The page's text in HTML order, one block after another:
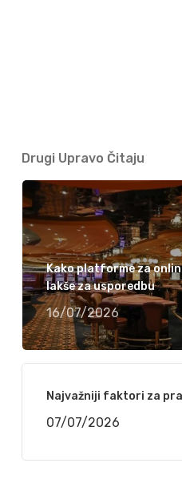
Drugi Upravo Čitaju
Kako platforme za
lakše za usporedbu
16/07/2026
Najvažniji faktori za
07/07/2026